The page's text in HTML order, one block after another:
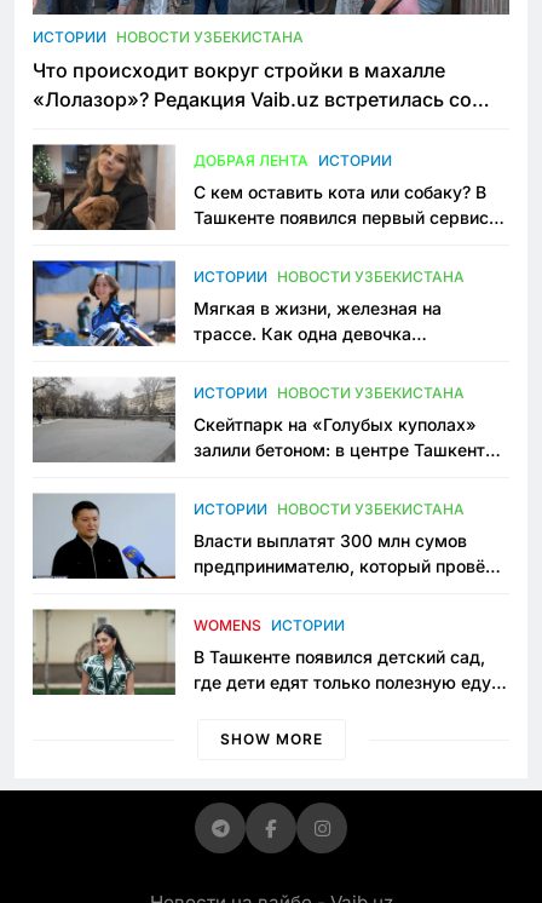
ИСТОРИИ НОВОСТИ УЗБЕКИСТАНА
Что происходит вокруг стройки в махалле
«Лолазор»? Редакция Vaib.uz встретилась со
ДОБРАЯ ЛЕНТА ИСТОРИИ
С кем оставить кота или собаку? В
Ташкенте появился первый сервис
ИСТОРИИ НОВОСТИ УЗБЕКИСТАНА
Мягкая в жизни, железная на
трассе. Как одна девочка
Узбекистане
ИСТОРИИ НОВОСТИ УЗБЕКИСТАНА
Скейтпарк на «Голубых куполах»
залили бетоном: в центре Ташкента
пространство
ИСТОРИИ НОВОСТИ УЗБЕКИСТАНА
Власти выплатят 300 млн сумов
предпринимателю, который провёл
приговору
WOMENS ИСТОРИИ
В Ташкенте появился детский сад,
где дети едят только полезную еду.
просить «кашу без сахара»
SHOW MORE